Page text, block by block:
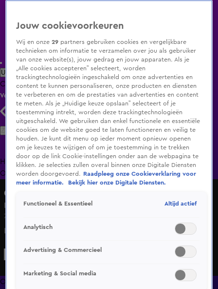
Uitzending Gemist Populaire programma's Zenders Genres
ClipsFilmsRadioSmart TV inlogShop
Volg KIJK
Zoeken
HomeUitzending Gemist Programma's De Bondgenoten
OranjezomerLivestreamsShop
GLORY Kickboxing
Interview Said El Badaoui
7 okt 2021, 23:00
Interview Said El Badaoui
Overzicht
Jouw cookievoorkeuren
Wij en onze29 partners gebruiken cookies en vergelijkbare
technieken om informatie te verzamelen over jou als gebruiker
van onze website(s), jouw gedrag en jouw apparaten. Als je
„Alle cookies accepteren” selecteert, worden
trackingtechnologieën ingeschakeld om onze advertenties en
content te kunnen personaliseren, onze producten en diensten
te verbeteren en om de prestaties van advertenties en content
te meten. Als je „Huidige keuze opslaan” selecteert of je
toestemming intrekt, worden deze trackingtechnologieën
uitgeschakeld. We gebruiken dan enkel functionele en essentiële
cookies om de website goed te laten functioneren en veilig te
houden. Je kunt dit menu op ieder moment opnieuw openen
om je keuzes te wijzigen of om je toestemming in te trekken
door op de link Cookie-instellingen onder aan de webpagina te
klikken. Je selecties zullen overal binnen onze Digitale Diensten
worden doorgevoerd.
Raadpleeg onze Cookieverklaring voor
meer informatie.
Bekijk hier onze Digitale Diensten.
Functioneel & Essentieel Altijd actief
Analytisch
Advertising & Commercieel
Marketing & Social media